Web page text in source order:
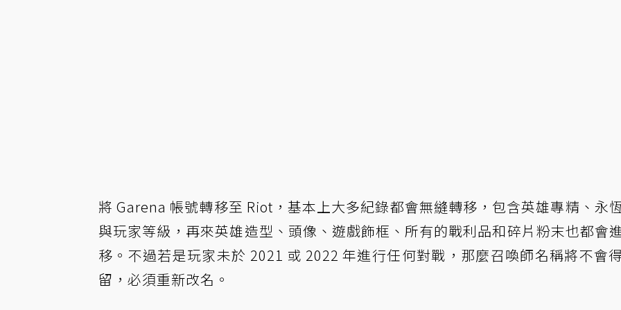
將 Garena 帳號轉移至 Riot，基本上大多紀錄都會無縫轉移，包含英雄專精、永
與玩家等級，再來英雄造型、頭像、遊戲飾框、所有的戰利品和碎片粉末也都會
移。不過若是玩家未於 2021 或 2022 年進行任何對戰，那麼召喚師名稱將不會
留，必須重新改名。